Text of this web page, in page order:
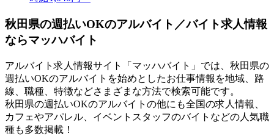
秋田県の週払いOKのアルバイト／バイト求人情報
ならマッハバイト
アルバイト求人情報サイト「マッハバイト」では、秋田県の
週払いOKのアルバイトを始めとしたお仕事情報を地域、路
線、職種、特徴などさまざまな方法で検索可能です。
秋田県の週払いOKのアルバイトの他にも全国の求人情報、
カフェやアパレル、イベントスタッフのバイトなどの人気職
種も多数掲載！